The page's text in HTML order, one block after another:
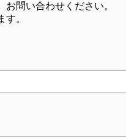
問い合わせください。
。